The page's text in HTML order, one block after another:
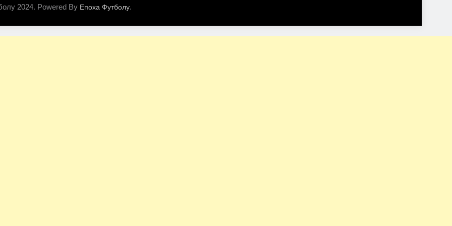
2024. Powered By Епоха Футболу.